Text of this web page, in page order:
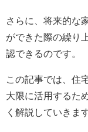
さらに、将来的な
ができた際の繰り
認できるのです。
この記事では、住
大限に活用するた
く解説していきます